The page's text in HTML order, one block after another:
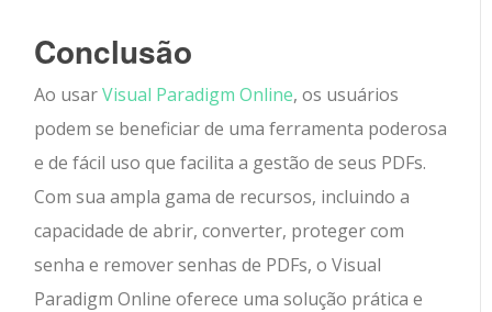
Conclusão
Ao usarVisual Paradigm Online, os usuários
podem se beneficiar de uma ferramenta poderosa
e de fácil uso que facilita a gestão de seus PDFs.
Com sua ampla gama de recursos, incluindo a
capacidade de abrir, converter, proteger com
senha e remover senhas de PDFs, o Visual
Paradigm Online oferece uma solução prática e